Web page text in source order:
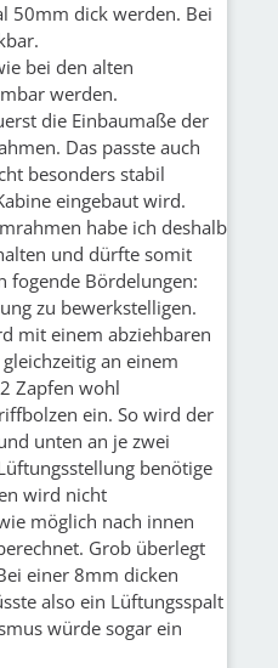
50mm dick werden. Bei
bei den alten
werden.
die Einbaumaße der
Das passte auch
besonders stabil
eingebaut wird.
habe ich deshalb
und dürfte somit
fogende Bördelungen:
zu bewerkstelligen.
mit einem abziehbaren
an einem
Zapfen wohl
ein. So wird der
unten an je zwei
benötige
wird nicht
möglich nach innen
Grob überlegt
einer 8mm dicken
also ein Lüftungsspalt
würde sogar ein